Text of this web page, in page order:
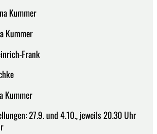
Kummer
Kummer
Frank
Kummer
27.9. und 4.10., jeweils 20.30 Uhr